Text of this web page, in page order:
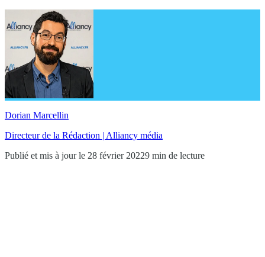
Dorian Marcellin
Directeur de la Rédaction | Alliancy média
Publié et mis à jour le 28 février 20229 min de lecture